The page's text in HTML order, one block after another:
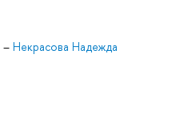
– Некрасова Надежда